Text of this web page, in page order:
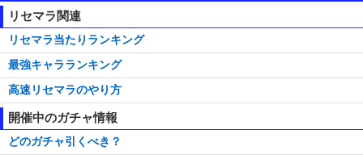
リセマラ関連
リセマラ当たりランキング
最強キャラランキング
高速リセマラのやり方
開催中のガチャ情報
どのガチャ引くべき？